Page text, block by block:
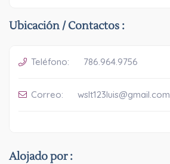
Ubicación / Contactos :
Teléfono: 786.964.9756
Correo: wslt123luis@gmail.com
Alojado por :